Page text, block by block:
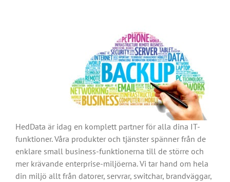
HedData är idag en komplett partner för alla dina IT-
funktioner. Våra produkter och tjänster spänner från de
enklare small business-funktionerna till de större och
mer krävande enterprise-miljöerna. Vi tar hand om hela
din miljö allt från datorer, servrar, switchar, brandväggar,